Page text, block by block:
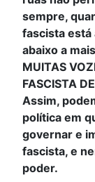
sempre,
fascista está
abaixo a
MUITAS
FASCISTA
Assim,
política em
governar e
fascista, e
poder.